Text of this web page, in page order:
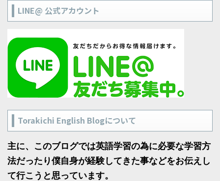
LINE@ 公式アカウント
Torakichi English Blogについて
主に、このブログでは英語学習の為に必要な学習方
法だったり僕自身が経験してきた事などをお伝えし
て行こうと思っています。